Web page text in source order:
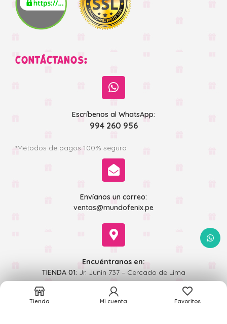
CONTÁCTANOS:
Escríbenos al WhatsApp:
994 260 956
*Métodos de pagos 100% seguro
Envíanos un correo:
ventas@mundofenix.pe
Encuéntranos en:
TIENDA 01: Jr. Junin 737 – Cercado de Lima
TIENDA 02:Jr Andahuaylas 493 - Cercado de Lima
Tienda Mi cuenta Favoritos